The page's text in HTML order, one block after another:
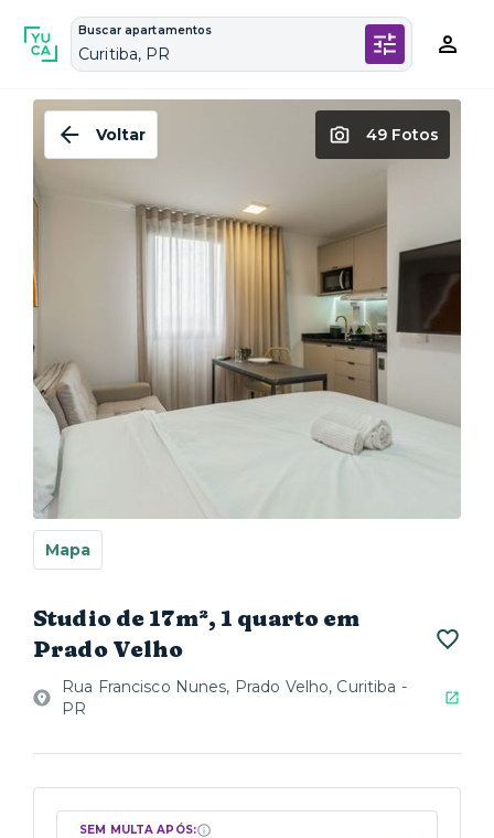
Buscar apartamentos
Curitiba, PR
Voltar 49 Fotos
Mapa
Studio de 17m², 1 quarto em
Prado Velho
Rua Francisco Nunes, Prado Velho, Curitiba -
PR
SEM MULTA APÓS: